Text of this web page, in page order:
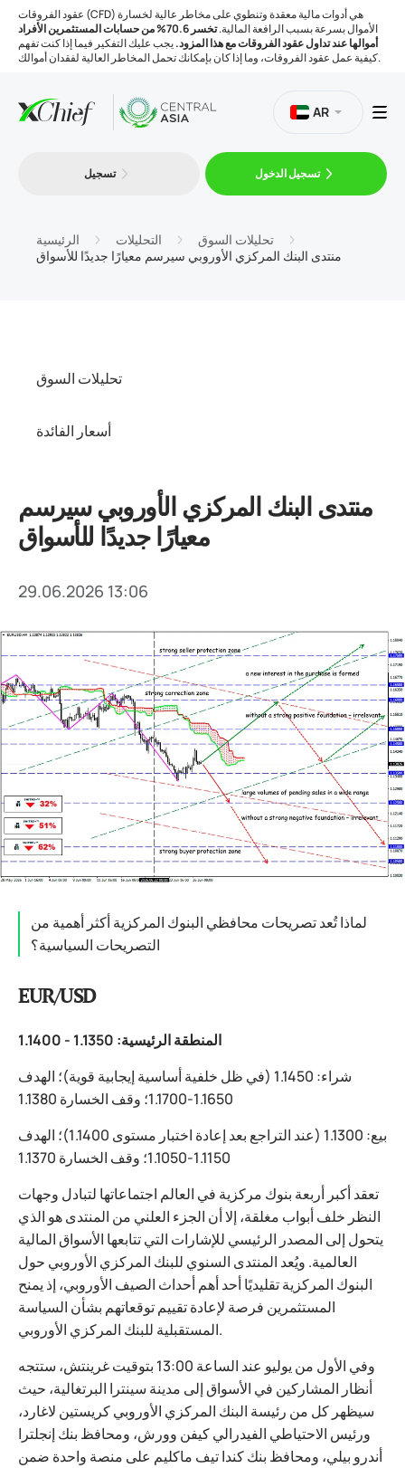
عقود الفروقات (CFD) هي أدوات مالية معقدة وتنطوي على مخاطر عالية لخسارة
الأموال بسرعة بسبب الرافعة المالية.
تخسر 70.6% من حسابات المستثمرين الأفراد
أموالها عند تداول عقود الفروقات مع هذا المزود.يجب عليك التفكير فيما إذا كنت تفهم
كيفية عمل عقود الفروقات، وما إذا كان بإمكانك تحمل المخاطر العالية لفقدان أموالك.
المنصات
AR
تسجيل تسجيل الدخول
الرئيسية التحليلات
تحليلات السوق
منتدى البنك المركزي الأوروبي سيرسم معيارًا جديدًا للأسواق
تحليلات السوق
أسعار الفائدة
منتدى البنك المركزي الأوروبي سيرسم
معيارًا جديدًا للأسواق
29.06.2026 13:06
لماذا تُعد تصريحات محافظي البنوك المركزية أكثر أهمية من
التصريحات السياسية؟
EUR/USD
المنطقة الرئيسية: 1.1350 - 1.1400
شراء: 1.1450 (في ظل خلفية أساسية إيجابية قوية)؛ الهدف
1.1650-1.1700؛ وقف الخسارة 1.1380
بيع: 1.1300 (عند التراجع بعد إعادة اختبار مستوى 1.1400)؛ الهدف
1.1150-1.1050؛ وقف الخسارة 1.1370
تعقد أكبر أربعة بنوك مركزية في العالم اجتماعاتها لتبادل وجهات
النظر خلف أبواب مغلقة، إلا أن الجزء العلني من المنتدى هو الذي
يتحول إلى المصدر الرئيسي للإشارات التي تتابعها الأسواق المالية
العالمية. ويُعد المنتدى السنوي للبنك المركزي الأوروبي حول
البنوك المركزية تقليديًا أحد أهم أحداث الصيف الأوروبي، إذ يمنح
المستثمرين فرصة لإعادة تقييم توقعاتهم بشأن السياسة
المستقبلية للبنك المركزي الأوروبي.
وفي الأول من يوليو عند الساعة 13:00 بتوقيت غرينتش، ستتجه
أنظار المشاركين في الأسواق إلى مدينة سينترا البرتغالية، حيث
سيظهر كل من رئيسة البنك المركزي الأوروبي كريستين لاغارد،
ورئيس الاحتياطي الفيدرالي كيفن وورش، ومحافظ بنك إنجلترا
أندرو بيلي، ومحافظ بنك كندا تيف ماكليم على منصة واحدة ضمن